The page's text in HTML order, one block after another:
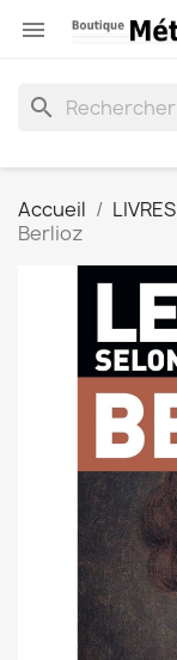

search
Accueil LIVRES
Berlioz